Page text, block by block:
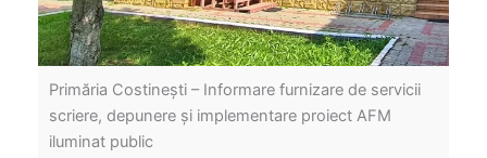
Primăria Costinești – Informare furnizare de servicii
scriere, depunere și implementare proiect AFM
iluminat public